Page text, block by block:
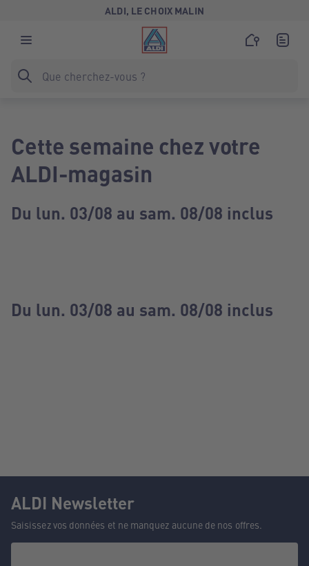
ALDI, LE CHOIX MALIN
Cette semaine chez votre
ALDI-magasin
Du lun. 03/08 au sam. 08/08 inclus
Du lun. 03/08 au sam. 08/08 inclus
ALDI Newsletter
Saisissez vos données et ne manquez aucune de nos offres.